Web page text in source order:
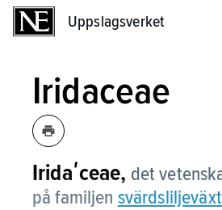
Uppslagsverket
Iridaceae
Iridaʹceae, det
på familjen